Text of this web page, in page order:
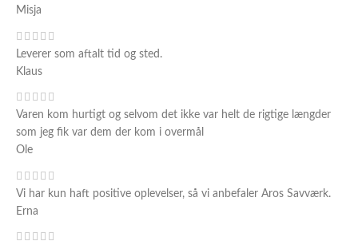
Misja
Leverer som aftalt tid og sted.
Klaus
Varen kom hurtigt og selvom det ikke var helt de rigtige længder
som jeg fik var dem der kom i overmål
Ole
Vi har kun haft positive oplevelser, så vi anbefaler Aros Savværk.
Erna